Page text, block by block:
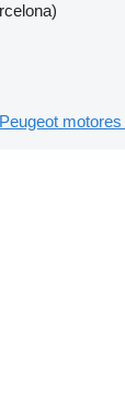
Peugeot motores